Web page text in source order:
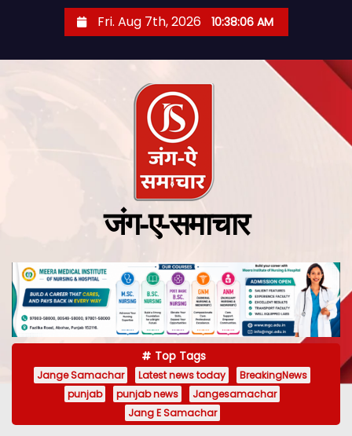
Fri. Aug 7th, 2026 10:38:06 AM
जंग-ए-समाचार
Top Tags
Jange Samachar Latest news today
BreakingNews
punjab
punjab news
Jangesamachar
Jang E Samachar